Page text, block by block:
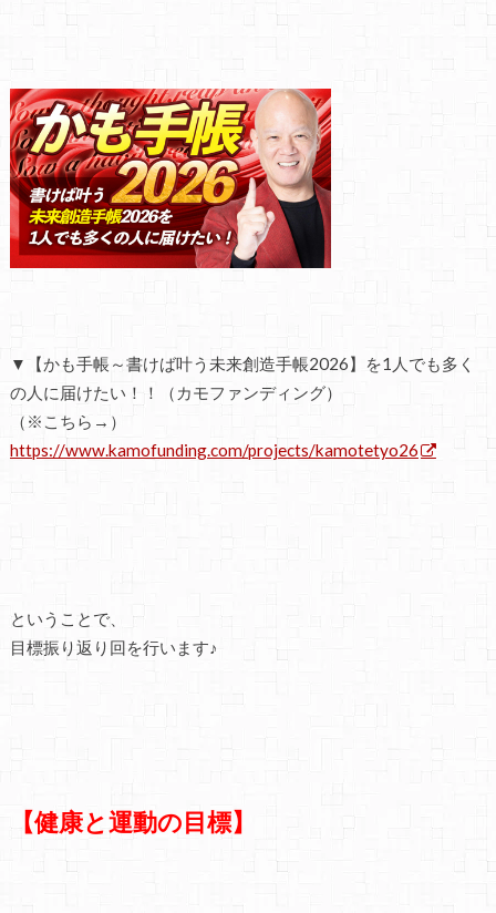
▼【かも手帳～書けば叶う未来創造手帳2026】を1人でも多く
の人に届けたい！！（カモファンディング）
（※こちら→）
https://www.kamofunding.com/projects/kamotetyo26
ということで、
目標振り返り回を行います♪
【健康と運動の目標】